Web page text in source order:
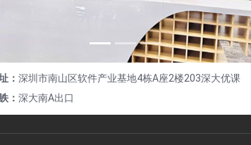
： 深圳市南山区软件产业基地4栋A座2楼203深大优课
： 深大南A出口